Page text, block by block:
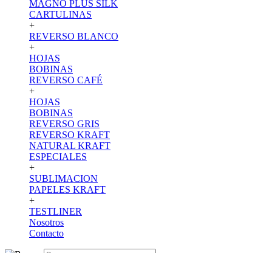
MAGNO PLUS SILK
CARTULINAS
+
REVERSO BLANCO
+
HOJAS
BOBINAS
REVERSO CAFÉ
+
HOJAS
BOBINAS
REVERSO GRIS
REVERSO KRAFT
NATURAL KRAFT
ESPECIALES
+
SUBLIMACION
PAPELES KRAFT
+
TESTLINER
Nosotros
Contacto